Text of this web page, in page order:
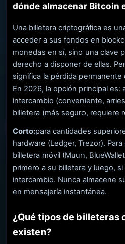
dónde almacenar Bitcoin
Una billetera criptográfica es
acceder a sus fondos en
monedas en sí, sino una clave
derecho a disponer de ellas.
significa la pérdida
En 2026, la opción principal es:
intercambio (conveniente,
billetera (más seguro, requiere
Corto:para cantidades
hardware (Ledger, Trezor).
billetera móvil (Muun,
primero a su billetera y luego,
intercambio. Nunca almacene
en mensajería instantánea.
¿Qué tipos de
existen?